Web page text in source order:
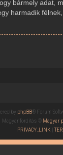
bármely adat,
harmadik
by phpBB® Forum
Magyar fordítás © Magyar
PRIVACY_LINK |